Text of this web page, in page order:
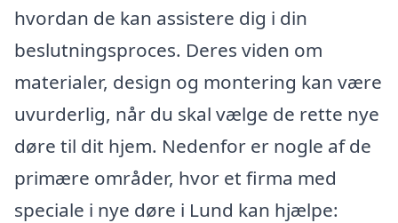
hvordan de kan assistere dig i din
beslutningsproces. Deres viden om
materialer, design og montering kan være
uvurderlig, når du skal vælge de rette nye
døre til dit hjem. Nedenfor er nogle af de
primære områder, hvor et firma med
speciale i nye døre i Lund kan hjælpe: